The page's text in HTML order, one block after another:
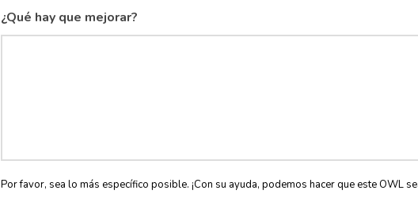
¿Qué hay que mejorar?
Por favor, sea lo más específico posible. ¡Con su ayuda, podemos hacer que este OWL